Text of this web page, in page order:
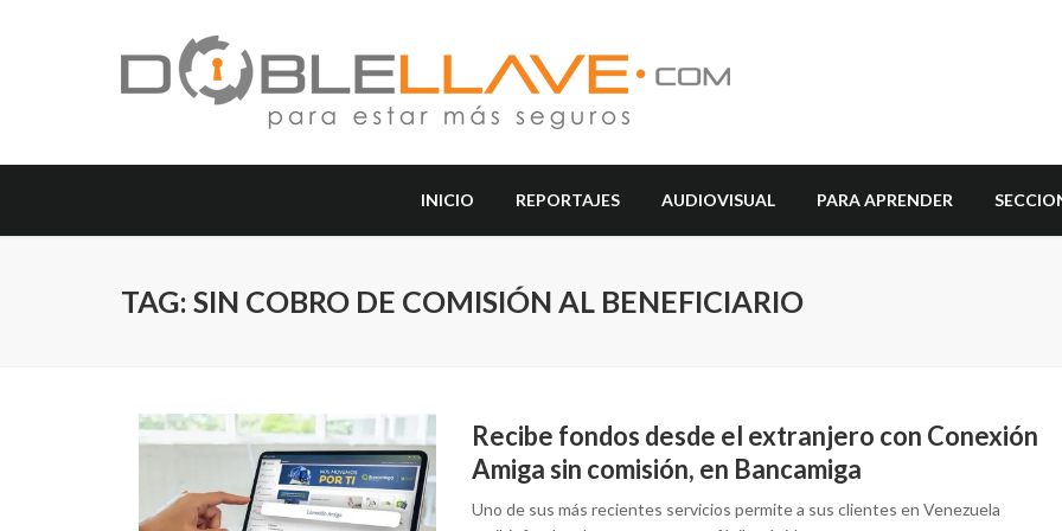
INICIO REPORTAJES AUDIOVISUAL PARA APRENDER
TAG: SIN COBRO DE COMISIÓN AL BENEFICIARIO
Recibe fondos desde el extranjero con Conexión
Amiga sin comisión, en Bancamiga
Uno de sus más recientes servicios permite a sus clientes en Venezuela